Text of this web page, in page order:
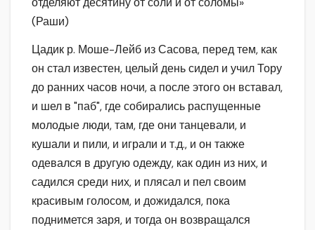
(Раши)
Цадик р. Моше-Лейб из Сасова, перед тем, как
он стал известен, целый день сидел и учил Тору
до ранних часов ночи, а после этого он вставал,
и шел в "паб", где собирались распущенные
молодые люди, там, где они танцевали, и
кушали и пили, и играли и т.д., и он также
одевался в другую одежду, как один из них, и
садился среди них, и плясал и пел своим
красивым голосом, и дожидался, пока
поднимется заря, и тогда он возвращался